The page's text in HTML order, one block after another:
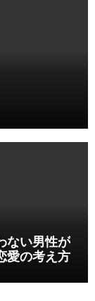
ない男性が
愛の考え方